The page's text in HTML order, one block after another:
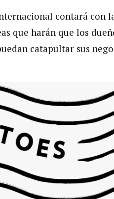
contará con
que harán que los
catapultar sus